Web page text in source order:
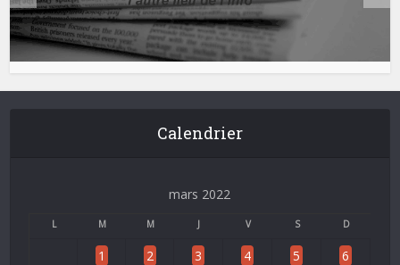
Calendrier
mars 2022
L M M J V S D
1 2 3 4 5 6